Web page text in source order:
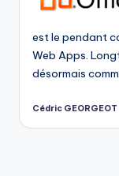
est le pendant
Web Apps.
désormais
Posted
Cédric